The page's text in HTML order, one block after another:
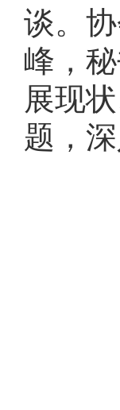
谈。
峰，
展现
题，